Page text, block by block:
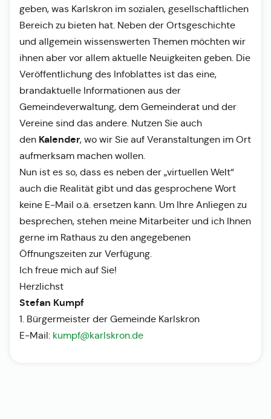
geben, was Karlskron im sozialen, gesellschaftlichen
Bereich zu bieten hat. Neben der Ortsgeschichte
und allgemein wissenswerten Themen möchten wir
ihnen aber vor allem aktuelle Neuigkeiten geben. Die
Veröffentlichung des Infoblattes ist das eine,
brandaktuelle Informationen aus der
Gemeindeverwaltung, dem Gemeinderat und der
Vereine sind das andere. Nutzen Sie auch
den Kalender, wo wir Sie auf Veranstaltungen im Ort
aufmerksam machen wollen.
Nun ist es so, dass es neben der „virtuellen Welt“
auch die Realität gibt und das gesprochene Wort
keine E-Mail o.ä. ersetzen kann. Um Ihre Anliegen zu
besprechen, stehen meine Mitarbeiter und ich Ihnen
gerne im Rathaus zu den angegebenen
Öffnungszeiten zur Verfügung.
Ich freue mich auf Sie!
Herzlichst
Stefan Kumpf
1. Bürgermeister der Gemeinde Karlskron
E-Mail: kumpf@karlskron.de